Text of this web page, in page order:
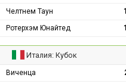
Челтнем Таун
Ротерхэм Юнайтед
Италия: Кубок
Виченца